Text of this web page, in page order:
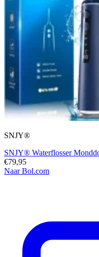
SNJY®
SNJY® Waterflosser
€79,95
Naar Bol.com